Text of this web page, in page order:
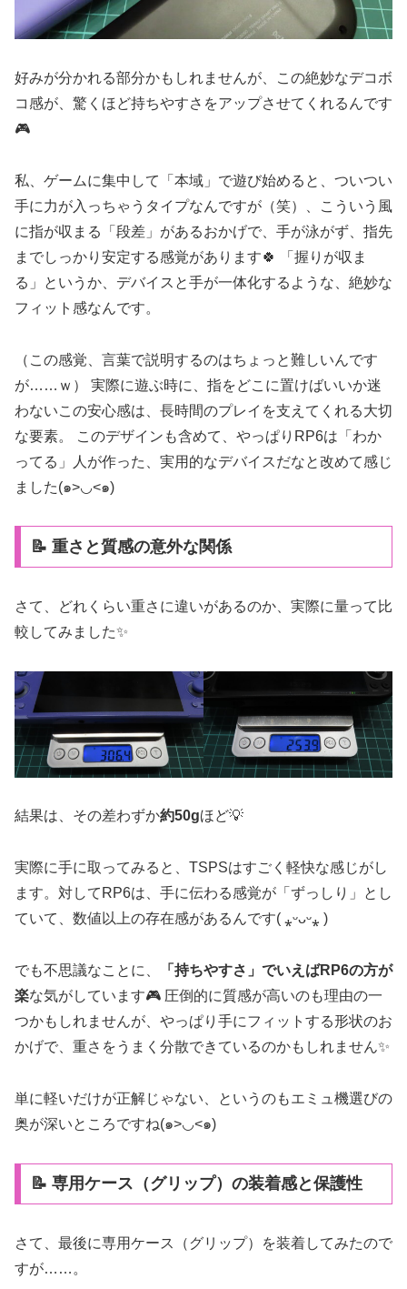
好みが分かれる部分かもしれませんが、この絶妙なデコボ
コ感が、驚くほど持ちやすさをアップさせてくれるんです
🎮
私、ゲームに集中して「本域」で遊び始めると、ついつい
手に力が入っちゃうタイプなんですが（笑）、こういう風
に指が収まる「段差」があるおかげで、手が泳がず、指先
までしっかり安定する感覚があります🍀 「握りが収ま
る」というか、デバイスと手が一体化するような、絶妙な
フィット感なんです。
（この感覚、言葉で説明するのはちょっと難しいんです
が……ｗ） 実際に遊ぶ時に、指をどこに置けばいいか迷
わないこの安心感は、長時間のプレイを支えてくれる大切
な要素。 このデザインも含めて、やっぱりRP6は「わか
ってる」人が作った、実用的なデバイスだなと改めて感じ
ました(๑>◡<๑)
📝 重さと質感の意外な関係
さて、どれくらい重さに違いがあるのか、実際に量って比
較してみました✨
結果は、その差わずか約50gほど💡
実際に手に取ってみると、TSPSはすごく軽快な感じがし
ます。対してRP6は、手に伝わる感覚が「ずっしり」とし
ていて、数値以上の存在感があるんです( ⁎ᵕᴗᵕ⁎ )
でも不思議なことに、
「持ちやすさ」でいえばRP6の方が
楽な気がしています🎮 圧倒的に質感が高いのも理由の一
つかもしれませんが、やっぱり手にフィットする形状のお
かげで、重さをうまく分散できているのかもしれません✨
単に軽いだけが正解じゃない、というのもエミュ機選びの
奥が深いところですね(๑>◡<๑)
📝 専用ケース（グリップ）の装着感と保護性
さて、最後に専用ケース（グリップ）を装着してみたので
すが……。